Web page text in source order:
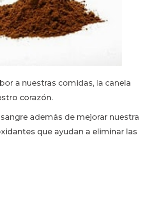
a nuestras comidas, la canela
corazón.
además de mejorar nuestra
que ayudan a eliminar las